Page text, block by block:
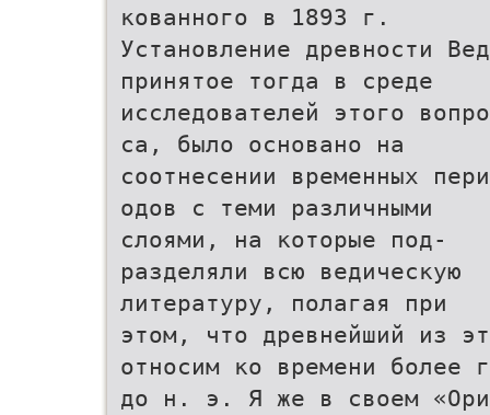
кованного в 1893 г.
Установление древности
принятое тогда в среде
исследователей этого
са, было основано на
соотнесении временных
одов с теми различными
слоями, на которые под-
разделяли всю ведическую
литературу, полагая при
этом, что древнейший из
относим ко времени более
до н. э. Я же в своем